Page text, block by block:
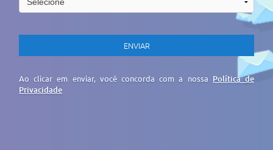
Ao clicar em enviar, você concorda com a nossa Política de
Privacidade